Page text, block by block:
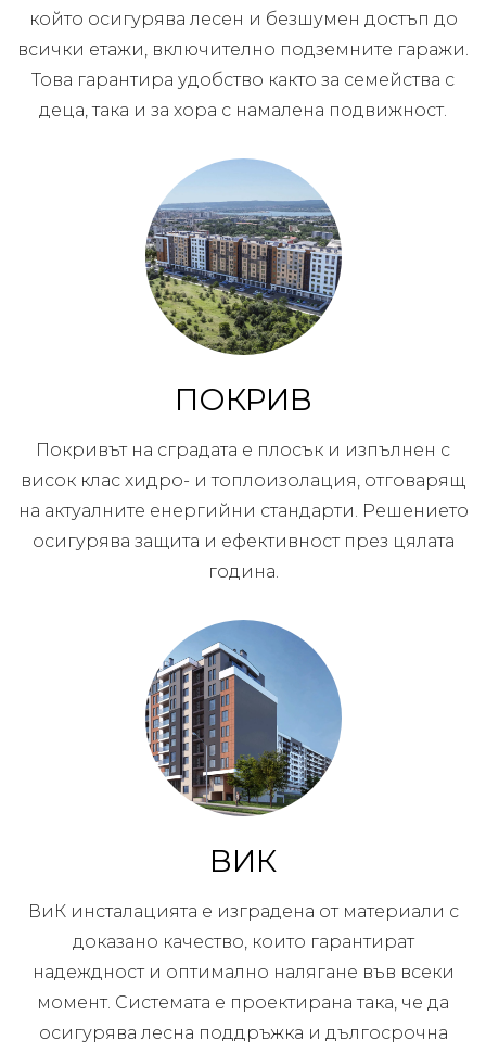
който осигурява лесен и безшумен достъп до
всички етажи, включително подземните гаражи.
Това гарантира удобство както за семейства с
деца, така и за хора с намалена подвижност.
ПОКРИВ
Покривът на сградата е плосък и изпълнен с
висок клас хидро- и топлоизолация, отговарящ
на актуалните енергийни стандарти. Решението
осигурява защита и ефективност през цялата
година.
ВИК
ВиК инсталацията е изградена от материали с
доказано качество, които гарантират
надеждност и оптимално налягане във всеки
момент. Системата е проектирана така, че да
осигурява лесна поддръжка и дългосрочна